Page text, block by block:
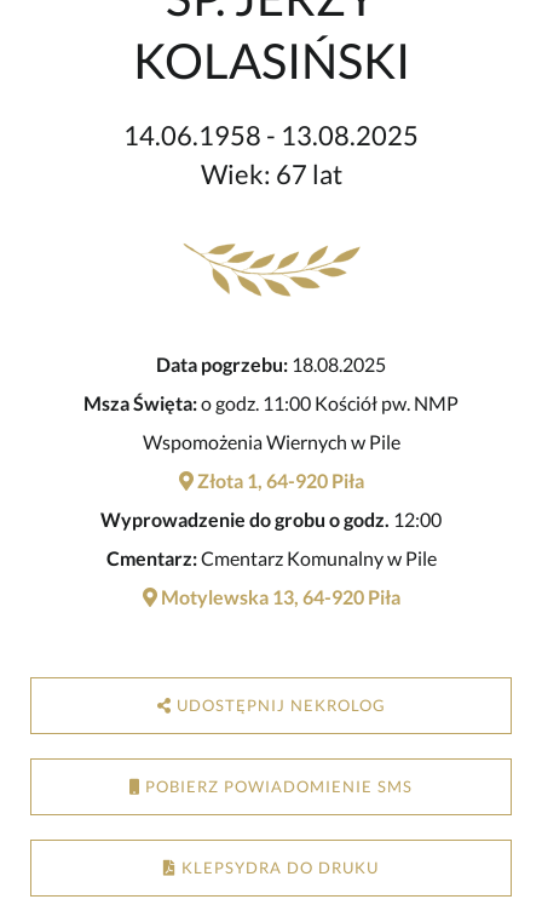
KOLASIŃSKI
14.06.1958 - 13.08.2025
Wiek: 67 lat
Data pogrzebu: 18.08.2025
Msza Święta:o godz. 11:00 Kościół pw. NMP
Wspomożenia Wiernych w Pile
Złota 1, 64-920 Piła
Wyprowadzenie do grobu o godz. 12:00
Cmentarz:Cmentarz Komunalny w Pile
Motylewska 13, 64-920 Piła
UDOSTĘPNIJ NEKROLOG
POBIERZ POWIADOMIENIE SMS
KLEPSYDRA DO DRUKU